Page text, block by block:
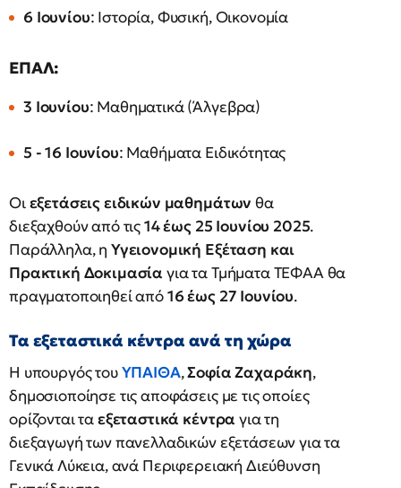
6 Ιουνίου: Ιστορία, Φυσική, Οικονομία
ΕΠΑΛ:
3 Ιουνίου: Μαθηματικά (Άλγεβρα)
5 - 16 Ιουνίου: Μαθήματα Ειδικότητας
Οιεξετάσεις ειδικών μαθημάτων θα
διεξαχθούν από τις14 έως 25 Ιουνίου 2025.
Παράλληλα, η Υγειονομική Εξέταση και
Πρακτική Δοκιμασία για τα Τμήματα ΤΕΦΑΑ θα
πραγματοποιηθεί από16 έως 27 Ιουνίου.
Τα εξεταστικά κέντρα ανά τη χώρα
Η υπουργός τουΥΠΑΙΘΑ,Σοφία Ζαχαράκη,
δημοσιοποίησε τις αποφάσεις με τις οποίες
ορίζονται ταεξεταστικά κέντρα για τη
διεξαγωγή των πανελλαδικών εξετάσεων για τα
Γενικά Λύκεια, ανά Περιφερειακή Διεύθυνση